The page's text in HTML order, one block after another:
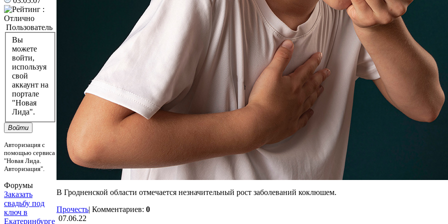
Пользователь
Вы
можете
войти,
используя
свой
аккаунт на
портале
"Новая
Лида".
Войти
Авторизация с
помощью сервиса
"Новая Лида.
Авторизация".
Форумы
Заказать
свадьбу под
ключ в
Екатеринбурге
В Гродненской области отмечается незначительный рост заболеваний коклюшем.
Прочесть| Комментариев: 0
07.06.22